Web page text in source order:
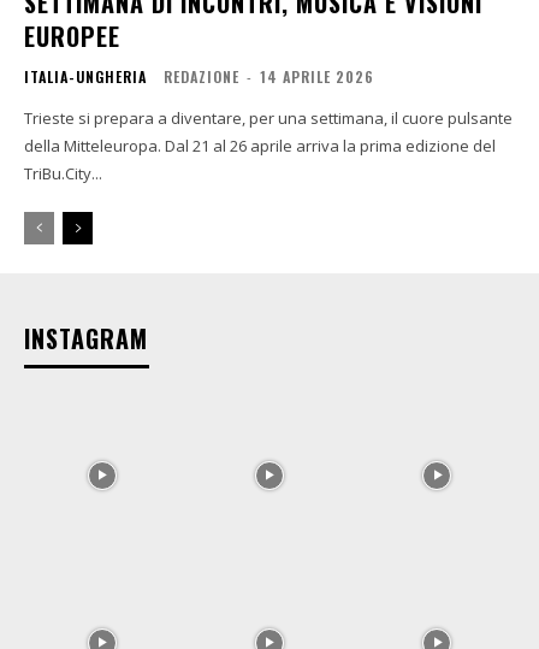
EUROPEE
ITALIA-UNGHERIA REDAZIONE - 14 APRILE 2026
Trieste si prepara a diventare, per una settimana, il cuore pulsante
della Mitteleuropa. Dal 21 al 26 aprile arriva la prima edizione del
TriBu.City...
INSTAGRAM